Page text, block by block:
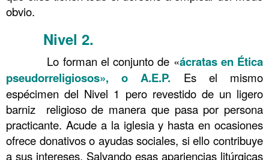
obvio.
Nivel 2.
Lo forman el conjunto de «ácratas en Ética
pseudorreligiosos», o A.E.P. Es el mismo
espécimen del Nivel 1 pero revestido de un ligero
barniz religioso de manera que pasa por persona
practicante. Acude a la iglesia y hasta en ocasiones
ofrece donativos o ayudas sociales, si ello contribuye
a sus intereses. Salvando esas apariencias litúrgicas